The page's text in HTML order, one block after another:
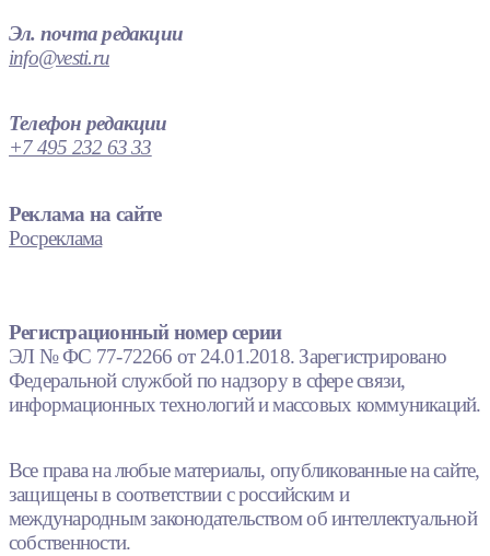
Эл. почта редакции
info@vesti.ru
Телефон редакции
+7 495 232 63 33
Реклама на сайте
Росреклама
Регистрационный номер серии
ЭЛ № ФС 77-72266 от 24.01.2018. Зарегистрировано
Федеральной службой по надзору в сфере связи,
информационных технологий и массовых коммуникаций.
Все права на любые материалы, опубликованные на сайте,
защищены в соответствии с российским и
международным законодательством об интеллектуальной
собственности.